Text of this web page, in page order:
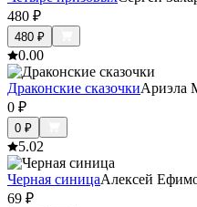
480 ₽
480 ₽
0.00
Драконские сказочкиАриэла
0 ₽
0 ₽
5.02
Черная синицаАлексей
69 ₽